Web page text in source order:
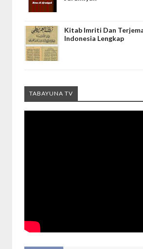
Kitab Imriti Dan
Indonesia Lengkap
TABAYUNA TV